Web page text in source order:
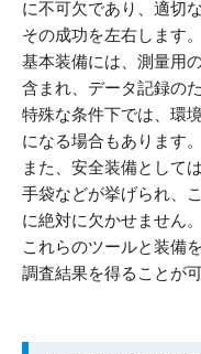
に不可欠であり、適切
その成功を左右します。
基本装備には、測量用
含まれ、データ記録の
特殊な条件下では、環
になる場合もあります。
また、安全装備として
手袋などが挙げられ、
に絶対に欠かせません。
これらのツールと装備
調査結果を得ることが